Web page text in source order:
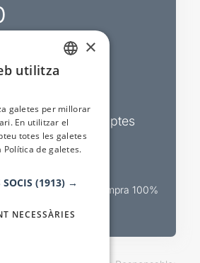
i descomptes
de venda teatral Compra 100%
×
utilitza
galetes per millorar
En utilitzar el
totes les galetes
Política de galetes.
SOCIS (1913) →
NECESSÀRIES